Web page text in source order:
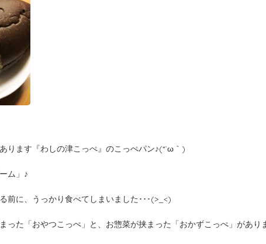
ります『わしの津こっぺ』のこっぺパン♪(*´ω｀)
ム」♪
前に、うっかり食べてしまいました･･･(>_<)
った「おやつこっぺ」と、お惣菜が挟まった「おかずこっぺ」があり